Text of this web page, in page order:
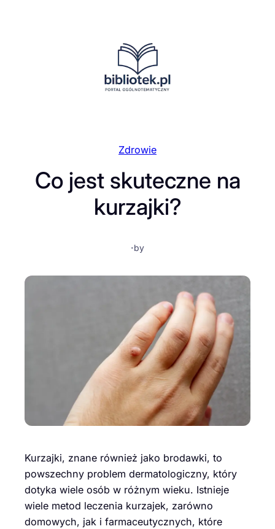
Zdrowie
Co jest skuteczne na
kurzajki?
·by
Kurzajki, znane również jako brodawki, to
powszechny problem dermatologiczny, który
dotyka wiele osób w różnym wieku. Istnieje
wiele metod leczenia kurzajek, zarówno
domowych, jak i farmaceutycznych, które